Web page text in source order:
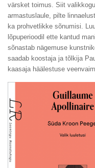
värsket toimus. Siit
armastuslaule, pilte
ka prohvetlikke sõnumisi.
lõpuperioodil ette kantud
sõnastab nägemuse
saadab koostaja ja tõlkija
kaasaja häälestuse